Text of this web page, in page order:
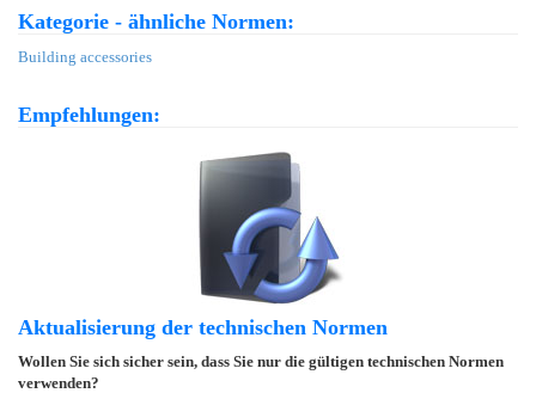
Kategorie - ähnliche Normen:
Building accessories
Empfehlungen:
Aktualisierung der technischen Normen
Wollen Sie sich sicher sein, dass Sie nur die gültigen technischen Normen
verwenden?